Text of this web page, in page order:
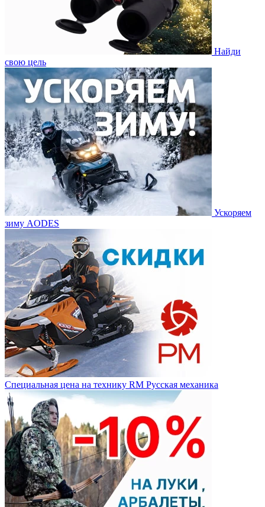
Найди
свою цель
Ускоряем
зиму AODES
Специальная цена на технику RM Русская механика